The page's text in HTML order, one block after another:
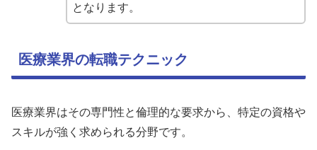
となります。
医療業界の転職テクニック
医療業界はその専門性と倫理的な要求から、特定の資格や
スキルが強く求められる分野です。